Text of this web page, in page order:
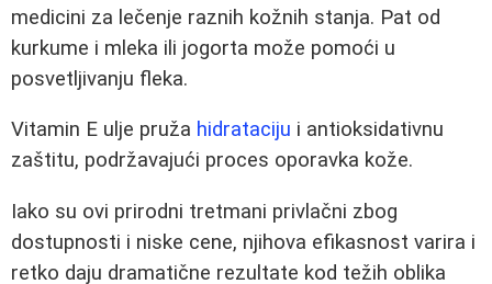
medicini za lečenje raznih kožnih stanja. Pat od
kurkume i mleka ili jogorta može pomoći u
posvetljivanju fleka.
Vitamin E ulje pruža hidrataciju i antioksidativnu
zaštitu, podržavajući proces oporavka kože.
Iako su ovi prirodni tretmani privlačni zbog
dostupnosti i niske cene, njihova efikasnost varira i
retko daju dramatične rezultate kod težih oblika